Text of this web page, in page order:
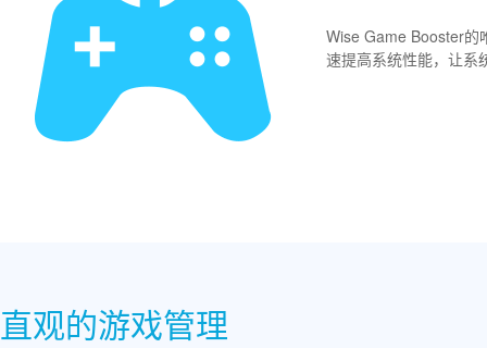
Wise Game Booster的
速提高系统性能，让系
直观的游戏管理